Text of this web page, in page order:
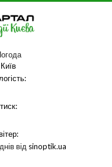
Київ
тиск:
від sinoptik.ua